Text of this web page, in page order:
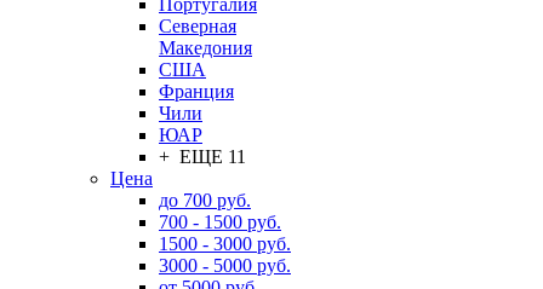
Португалия
Северная
Македония
США
Франция
Чили
ЮАР
+ ЕЩЕ 11
Цена
до 700 руб.
700 - 1500 руб.
1500 - 3000 руб.
3000 - 5000 руб.